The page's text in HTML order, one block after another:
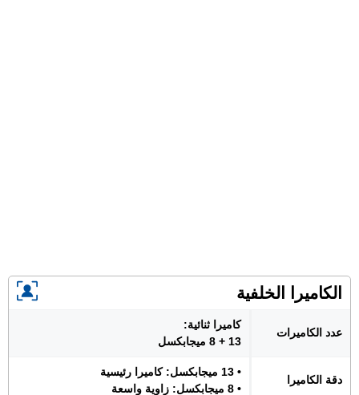
الكاميرا الخلفية
عدد الكاميرات
كاميرا ثنائية:
13 + 8 ميجابكسل
دقة الكاميرا
• 13 ميجابكسل: كاميرا رئيسية
• 8 ميجابكسل: زاوية واسعة